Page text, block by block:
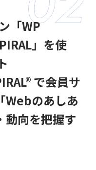
「WP
」を使
で会員サ
Webのあしあ
動向を把握す